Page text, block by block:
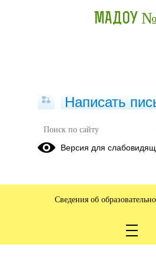
МАДОУ №
Написать
Версия для
Сведения об